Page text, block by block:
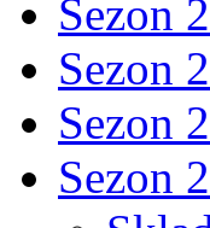
Sezon
Sezon
Sezon
Sezon